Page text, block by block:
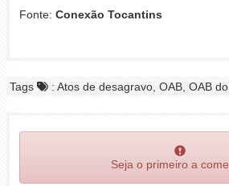
Fonte: Conexão Tocantins
Tags : Atos de desagravo, OAB, OAB
Seja o primeiro a